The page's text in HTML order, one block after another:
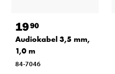
1990
Audiokabel 3,5 mm,
1,0 m
84-7046